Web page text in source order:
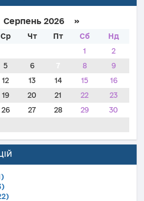
2026 »
Ср Чт Пт Сб
Нд
1
2
5 6 8
9
12 13 14 15
16
19 20 21 22
23
26 27 28 29
30